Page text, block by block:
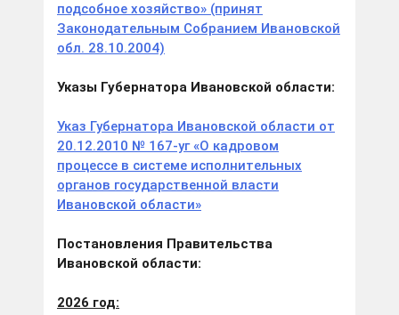
подсобное хозяйство» (принят
Законодательным Собранием Ивановской
обл. 28.10.2004)
Указы Губернатора Ивановской области:
Указ Губернатора Ивановской области от
20.12.2010 № 167-уг «О кадровом
процессе в системе исполнительных
органов государственной власти
Ивановской области»
Постановления Правительства
Ивановской области:
2026 год: